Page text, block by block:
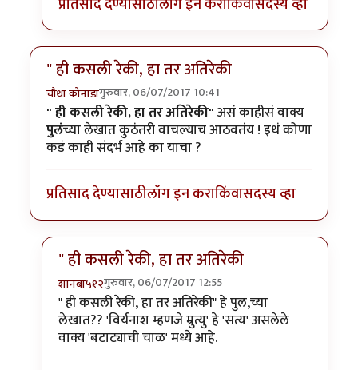
" ही कसली रेकी, हा तर अतिरेकी
चौथा कोनाडागुरुवार, 06/07/2017 10:41
" ही कसली रेकी, हा तर अतिरेकी"असं काहीसं वाक्य
पुलंच्या लेखात कुठंतरी वाचल्याच आठवतंय ! इथं कोणा
कडं काही संदर्भ आहे का याचा ?
प्रतिसाद देण्यासाठीलॉग इन कराकिंवासदस्य व्हा
" ही कसली रेकी, हा तर अतिरेकी
शानबा५१२गुरुवार, 06/07/2017 12:55
In reply to" ही कसली रेकी, हा तर अतिरेकी
" ही कसली रेकी, हा तर अतिरेकी" हे पुल,च्या
लेखात?? 'विर्यनाश म्हणजे म्रुत्यु' हे 'सत्य' असलेले
वाक्य 'बटाट्याची चाळ' मध्ये आहे.